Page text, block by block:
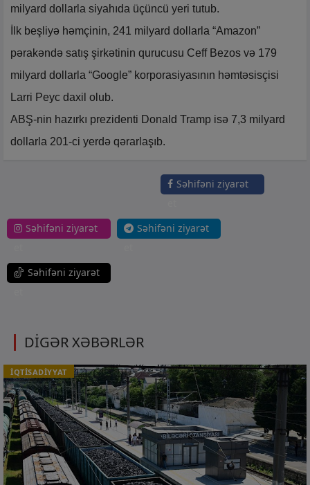
milyard dollarla siyahıda üçüncü yeri tutub.
İlk beşliyə həmçinin, 241 milyard dollarla “Amazon”
pərakəndə satış şirkətinin qurucusu Ceff Bezos və 179
milyard dollarla “Google” korporasiyasının həmtəsisçisi
Larri Peyc daxil olub.
ABŞ-nin hazırkı prezidenti Donald Tramp isə 7,3 milyard
dollarla 201-ci yerdə qərarlaşıb.
Səhifəni ziyarət
Səhifəni ziyarət
Səhifəni ziyarət
Səhifəni ziyarət
DİGƏR XƏBƏRLƏR
İQTİSADİYYAT